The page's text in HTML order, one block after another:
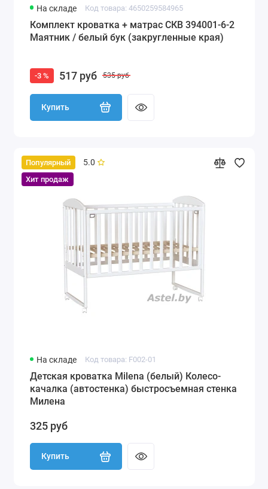
На складе Код товара: 4650259584965
Комплект кроватка + матрас СКВ 394001-6-2
Маятник / белый бук (закругленные края)
-3 % 517 руб 535 руб
Купить
Популярный
Хит продаж
5.0
На складе Код товара: F002-01
Детская кроватка Milena (белый) Колесо-
качалка (автостенка) быстросъемная стенка
Милена
325 руб
Купить